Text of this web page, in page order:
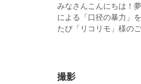
みなさんこんにちは！
による「口径の暴力」
たび「リコリモ」様の
撮影